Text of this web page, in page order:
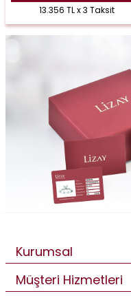
13.356 TL x 3 Taksit
Kurumsal
Müşteri Hizmetleri